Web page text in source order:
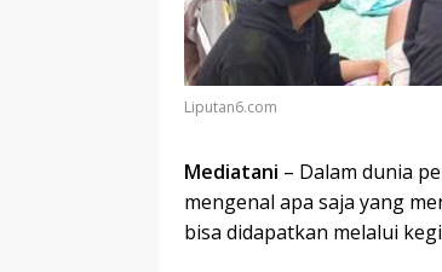
Liputan6.com
Mediatani – Dalam dunia
mengenal apa saja yang
bisa didapatkan melalui